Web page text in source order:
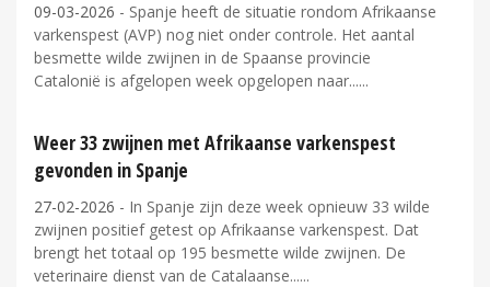
09-03-2026 - Spanje heeft de situatie rondom Afrikaanse
varkenspest (AVP) nog niet onder controle. Het aantal
besmette wilde zwijnen in de Spaanse provincie
Catalonië is afgelopen week opgelopen naar...
Weer 33 zwijnen met Afrikaanse varkenspest
gevonden in Spanje
27-02-2026 - In Spanje zijn deze week opnieuw 33 wilde
zwijnen positief getest op Afrikaanse varkenspest. Dat
brengt het totaal op 195 besmette wilde zwijnen. De
veterinaire dienst van de Catalaanse...